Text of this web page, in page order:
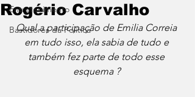
Entretenimento
Bastidores da Política
Rogério Carvalho
Qual a participação de Emilia Correia
em tudo isso, ela sabia de tudo e
também fez parte de todo esse
esquema ?